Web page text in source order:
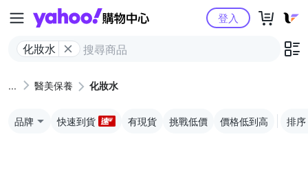
Yahoo購物中心
化妝水
登入
醫美保養 化妝水
品牌 快速到貨 有現貨 挑戰低價 價格低到高 排序